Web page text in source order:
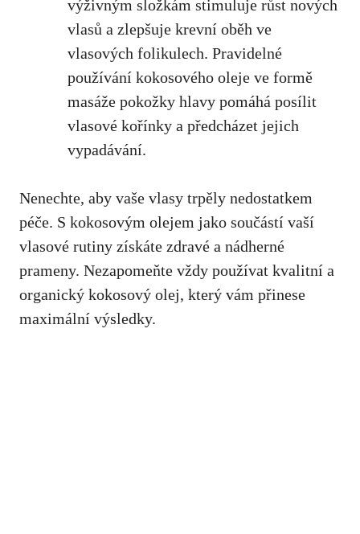
výživným složkám stimuluje růst nových
vlasů a zlepšuje krevní oběh ve
vlasových folikulech. Pravidelné
používání kokosového oleje ve formě
masáže pokožky hlavy pomáhá posílit
vlasové kořínky a předcházet jejich
vypadávání.
Nenechte, aby vaše vlasy trpěly nedostatkem
péče. S kokosovým olejem jako součástí vaší
vlasové rutiny získáte zdravé a nádherné
prameny. Nezapomeňte vždy používat kvalitní a
organický kokosový olej, který vám přinese
maximální výsledky.